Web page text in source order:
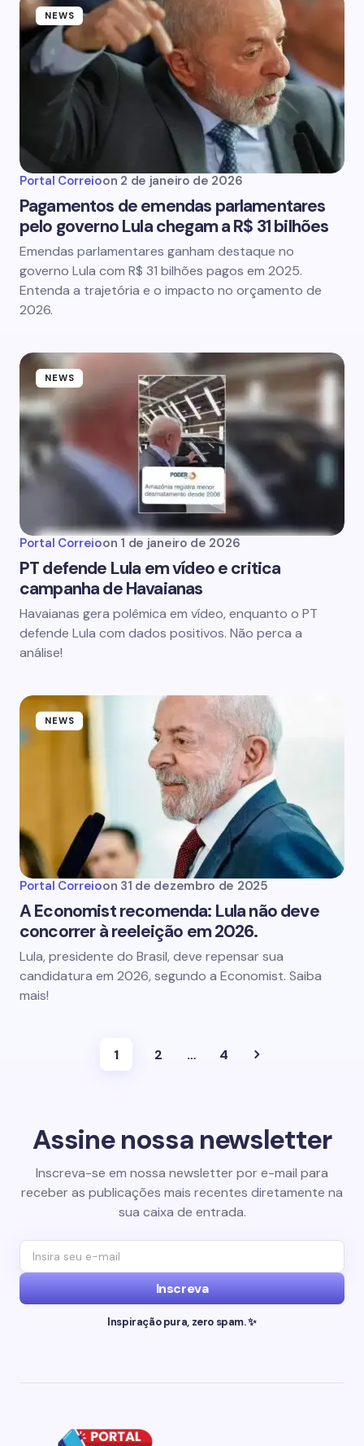
NEWS
Portal Correioon 2 de janeiro de 2026
Pagamentos de emendas parlamentares
pelo governo Lula chegam a R$ 31 bilhões
Emendas parlamentares ganham destaque no
governo Lula com R$ 31 bilhões pagos em 2025.
Entenda a trajetória e o impacto no orçamento de
2026.
NEWS
Portal Correioon 1 de janeiro de 2026
PT defende Lula em vídeo e critica
campanha de Havaianas
Havaianas gera polêmica em vídeo, enquanto o PT
defende Lula com dados positivos. Não perca a
análise!
NEWS
Portal Correioon 31 de dezembro de 2025
A Economist recomenda: Lula não deve
concorrer à reeleição em 2026.
Lula, presidente do Brasil, deve repensar sua
candidatura em 2026, segundo a Economist. Saiba
mais!
1 2 … 4
Assine nossa newsletter
Inscreva-se em nossa newsletter por e-mail para
receber as publicações mais recentes diretamente na
sua caixa de entrada.
Inscreva
Inspiração pura, zero spam. ✨